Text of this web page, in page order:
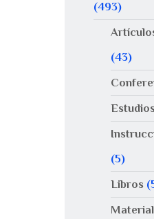
(493)
(43)
Estudios
(5)
Libros